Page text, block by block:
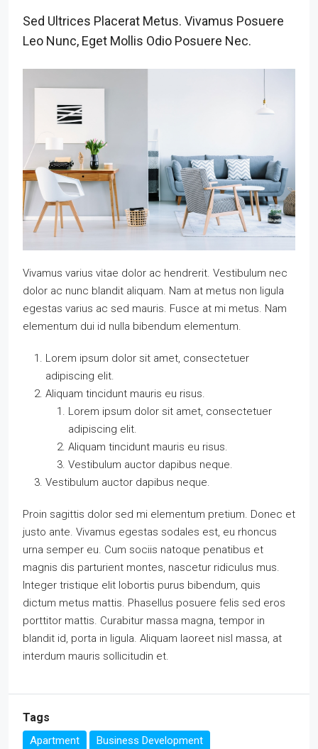
Sed Ultrices Placerat Metus. Vivamus Posuere
Leo Nunc, Eget Mollis Odio Posuere Nec.
Vivamus varius vitae dolor ac hendrerit. Vestibulum nec
dolor ac nunc blandit aliquam. Nam at metus non ligula
egestas varius ac sed mauris. Fusce at mi metus. Nam
elementum dui id nulla bibendum elementum.
Lorem ipsum dolor sit amet, consectetuer
adipiscing elit.
Aliquam tincidunt mauris eu risus.
Lorem ipsum dolor sit amet, consectetuer
adipiscing elit.
Aliquam tincidunt mauris eu risus.
Vestibulum auctor dapibus neque.
Vestibulum auctor dapibus neque.
Proin sagittis dolor sed mi elementum pretium. Donec et
justo ante. Vivamus egestas sodales est, eu rhoncus
urna semper eu. Cum sociis natoque penatibus et
magnis dis parturient montes, nascetur ridiculus mus.
Integer tristique elit lobortis purus bibendum, quis
dictum metus mattis. Phasellus posuere felis sed eros
porttitor mattis. Curabitur massa magna, tempor in
blandit id, porta in ligula. Aliquam laoreet nisl massa, at
interdum mauris sollicitudin et.
Tags
Apartment Business Development